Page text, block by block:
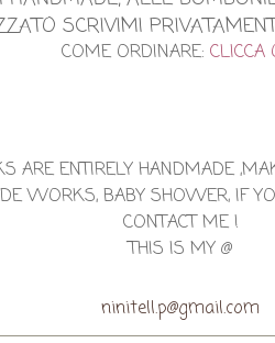
SCRIVIMI
COME ORDINARE: CLICCA
ARE ENTIRELY HANDMADE
WORKS, BABY SHOWER, IF
CONTACT ME !
THIS IS MY @
ninitell.p@gmail.com